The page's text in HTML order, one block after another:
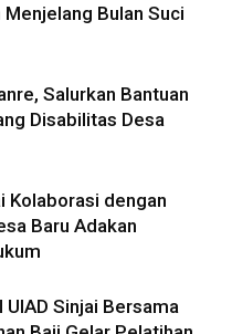
Bulan Suci
Salurkan Bantuan
Disabilitas Desa
Kolaborasi dengan
Baru Adakan
Sinjai Bersama